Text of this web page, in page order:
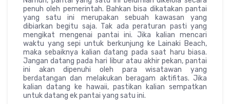
penuh oleh pemerintah. Bahkan bisa dikatakan pantai
yang satu ini merupakan sebuah kawasan yang
dibiarkan begitu saja. Tak ada peraturan pasti yang
mengikat mengenai pantai ini. Jika kalian mencari
waktu yang sepi untuk berkunjung ke Lainaki Beach,
maka sebaiknya kalian datang pada saat haru biasa.
Jangan datang pada hari libur atau akhir pekan, pantai
ini akan dipenuhi oleh para wisatawan yang
berdatangan dan melakukan beragam aktifitas. Jika
kalian datang ke hawaii, pastikan kalian sempatkan
untuk datang ek pantai yang satu ini.